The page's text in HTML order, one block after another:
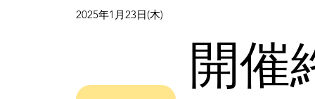
2025年1月23日(木)
開催